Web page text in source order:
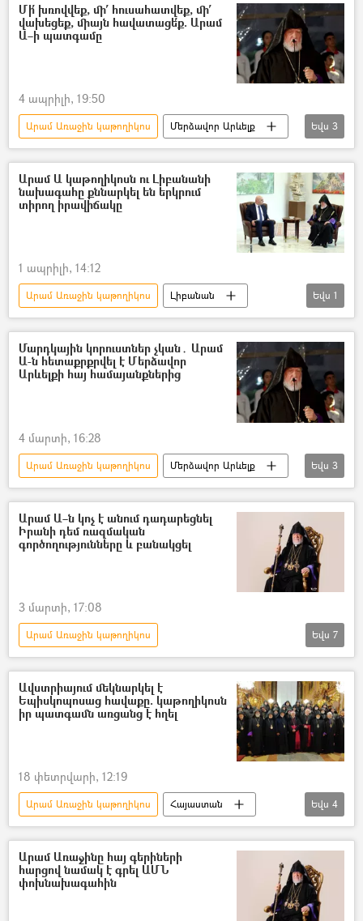
Մի՛ խռովվեք, մի՛ հուսահատվեք, մի՛
վախեցեք, միայն հավատացե՛ք. Արամ
Ա–ի պատգամը
4 ապրիլի, 19:50
Արամ Առաջին կաթողիկոս
Մերձավոր Արևելք
Սուրբ հարություն
Սուրբ Զատիկ
Հայ Առաքելական Եկեղեցի
Եվս 3
Արամ Ա կաթողիկոսն ու Լիբանանի
նախագահը քննարկել են երկրում
տիրող իրավիճակը
1 ապրիլի, 14:12
Արամ Առաջին կաթողիկոս
Լիբանան
Ժոզեֆ Աուն
Եվս 1
Մարդկային կորուստներ չկան․ Արամ
Ա-ն հետաքրքրվել է Մերձավոր
Արևելքի հայ համայանքներից
4 մարտի, 16:28
Արամ Առաջին կաթողիկոս
Մերձավոր Արևելք
Լիբանան
Իրանի Իսլամական Հանրապետություն
Պատերազմ
Եվս 3
Արամ Ա–ն կոչ է անում դադարեցնել
Իրանի դեմ ռազմական
գործողությունները և բանակցել
3 մարտի, 17:08
Արամ Առաջին կաթողիկոս
Իրանի Իսլամական Հանրապետություն
Իսրայել
ԱՄՆ
միջուկային վառելիք
միջուկային ծրագիր
Եվս 7
Ավստրիայում մեկնարկել է
Եպիսկոպոսաց հավաքը. կաթողիկոսն
իր պատգամն առցանց է հղել
18 փետրվարի, 12:19
Արամ Առաջին կաթողիկոս
Հայաստան
եպիսկոպոս
կաթողիկոս
Ամենայն Հայոց կաթողիկոս Գարեգին Բ
Ավստրիա
Եվս 4
Արամ Առաջինը հայ գերիների
հարցով նամակ է գրել ԱՄՆ
փոխնախագահին